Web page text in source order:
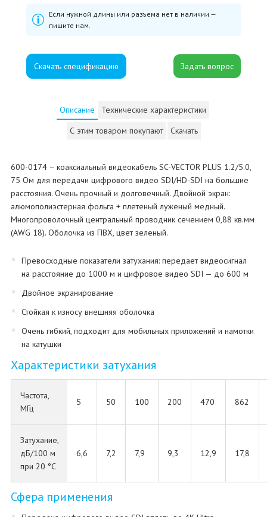
Если нужной длины или разъема нет в наличии —
пишите нам.
Скачать спецификацию
Описание
Технические характеристики
С этим товаром покупают
Скачать
600-0174 – коаксиальный видеокабель SC-VECTOR PLUS 1.2/5.0,
75 Ом для передачи цифрового видео SDI/HD-SDI на большие
расстояния. Очень прочный и долговечный. Двойной экран:
алюмополиэстерная фольга + плетеный луженый медный.
Многопроволочный центральный проводник сечением 0,88 кв.мм
(AWG 18). Оболочка из ПВХ, цвет зеленый.
Превосходные показатели затухания: передает видеосигнал
на расстояние до 1000 м и цифровое видео SDI — до 600 м
Двойное экранирование
Стойкая к износу внешняя оболочка
Очень гибкий, подходит для мобильных приложений и намотки
на катушки
Характеристики затухания
Частота,
МГц
5 50 100 200 470 862
Затухание,
дБ/100 м
при 20 °C
6,6 7,2 7,9 9,3 12,9 17,8
Сфера применения